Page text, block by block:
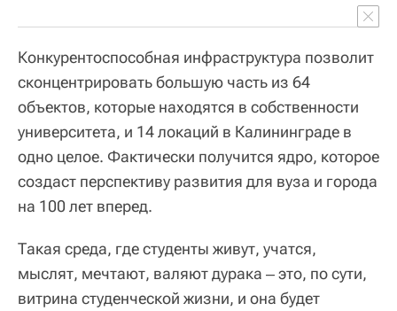
Конкурентоспособная инфраструктура позволит
сконцентрировать большую часть из 64
объектов, которые находятся в собственности
университета, и 14 локаций в Калининграде в
одно целое. Фактически получится ядро, которое
создаст перспективу развития для вуза и города
на 100 лет вперед.
Такая среда, где студенты живут, учатся,
мыслят, мечтают, валяют дурака ‒ это, по сути,
витрина студенческой жизни, и она будет